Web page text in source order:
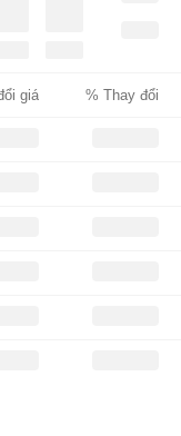
giá % Thay đổi